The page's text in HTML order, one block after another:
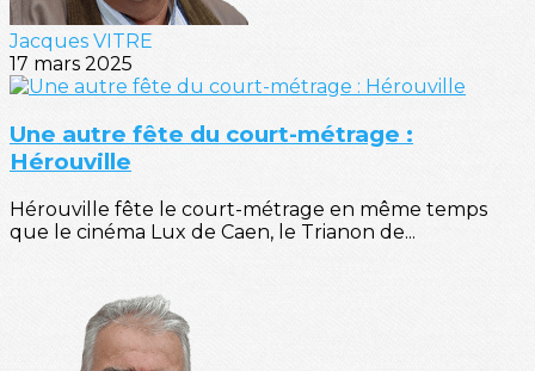
Jacques VITRE
17 mars 2025
Une autre fête du court-métrage :
Hérouville
Hérouville fête le court-métrage en même temps
que le cinéma Lux de Caen, le Trianon de...